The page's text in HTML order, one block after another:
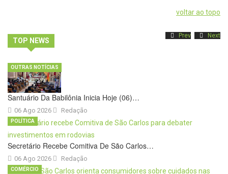
voltar ao topo
TOP NEWS
Prev Next
Santuário Da Babilônia Inicia Hoje (06)…
06 Ago 2026
OUTRAS NOTÍCIAS
Redação
Secretário Recebe Comitiva De São Carlos…
06 Ago 2026
POLÍTICA
Redação
COMÉRCIO